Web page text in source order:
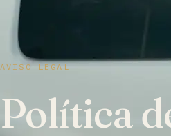
AVISO LEGAL
Política